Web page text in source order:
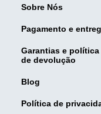
Sobre Nós
Pagamento e
Garantias e política
de devolução
Blog
Política de